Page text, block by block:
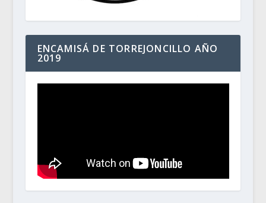
ENCAMISÁ DE TORREJONCILLO AÑO
2019